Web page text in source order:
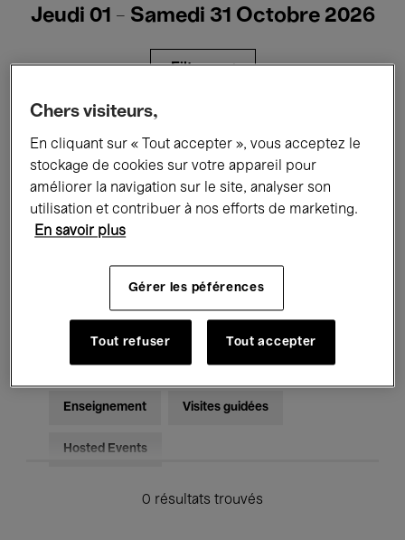
Jeudi 01 - Samedi 31 Octobre 2026
Filtres
Expositions Films Performances
Rencontres & Débats Jazz
Musique électronique
Pour tous Kids’ Palace
Enseignement Visites guidées
Hosted Events
0 résultats trouvés
Chers visiteurs,
En cliquant sur « Tout accepter », vous acceptez le
stockage de cookies sur votre appareil pour
améliorer la navigation sur le site, analyser son
utilisation et contribuer à nos efforts de marketing.
En savoir plus
Gérer les péférences
Tout refuser Tout accepter